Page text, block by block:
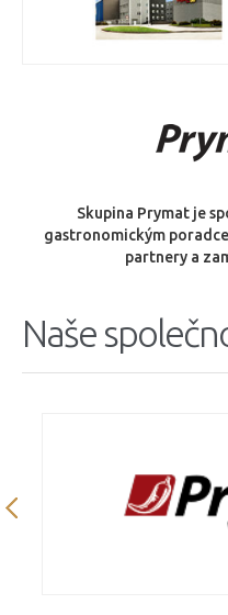
Skupina Prymat je
gastronomickým
partnery a
Naše